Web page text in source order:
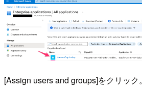
[Assign users and groups]をクリック。